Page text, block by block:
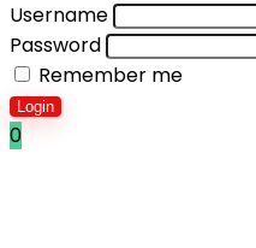
Username
Password
Remember me
Login
0